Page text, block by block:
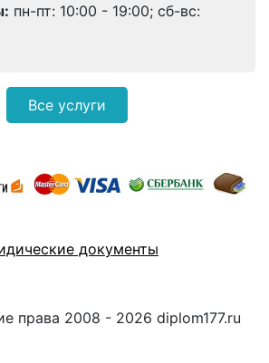
пн-пт: 10:00 - 19:00; сб-вс:
Все услуги
документы
права 2008 - 2026 diplom177.ru